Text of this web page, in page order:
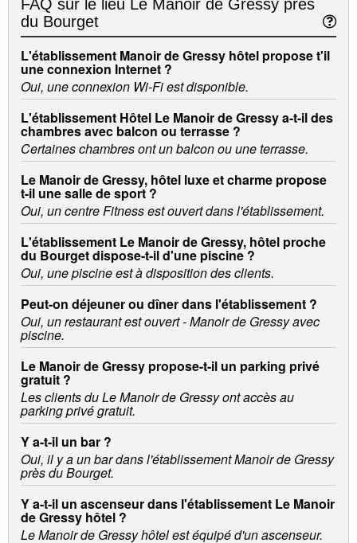
FAQ sur le lieu Le Manoir de Gressy près
du Bourget
L'établissement Manoir de Gressy hôtel propose t'il
une connexion Internet ?
Oui, une connexion Wi-Fi est disponible.
L'établissement Hôtel Le Manoir de Gressy a-t-il des
chambres avec balcon ou terrasse ?
Certaines chambres ont un balcon ou une terrasse.
Le Manoir de Gressy, hôtel luxe et charme propose
t-il une salle de sport ?
Oui, un centre Fitness est ouvert dans l'établissement.
L'établissement Le Manoir de Gressy, hôtel proche
du Bourget dispose-t-il d'une piscine ?
Oui, une piscine est à disposition des clients.
Peut-on déjeuner ou dîner dans l'établissement ?
Oui, un restaurant est ouvert - Manoir de Gressy avec
piscine.
Le Manoir de Gressy propose-t-il un parking privé
gratuit ?
Les clients du Le Manoir de Gressy ont accès au
parking privé gratuit.
Y a-t-il un bar ?
Oui, il y a un bar dans l'établissement Manoir de Gressy
près du Bourget.
Y a-t-il un ascenseur dans l'établissement Le Manoir
de Gressy hôtel ?
Le Manoir de Gressy hôtel est équipé d'un ascenseur.